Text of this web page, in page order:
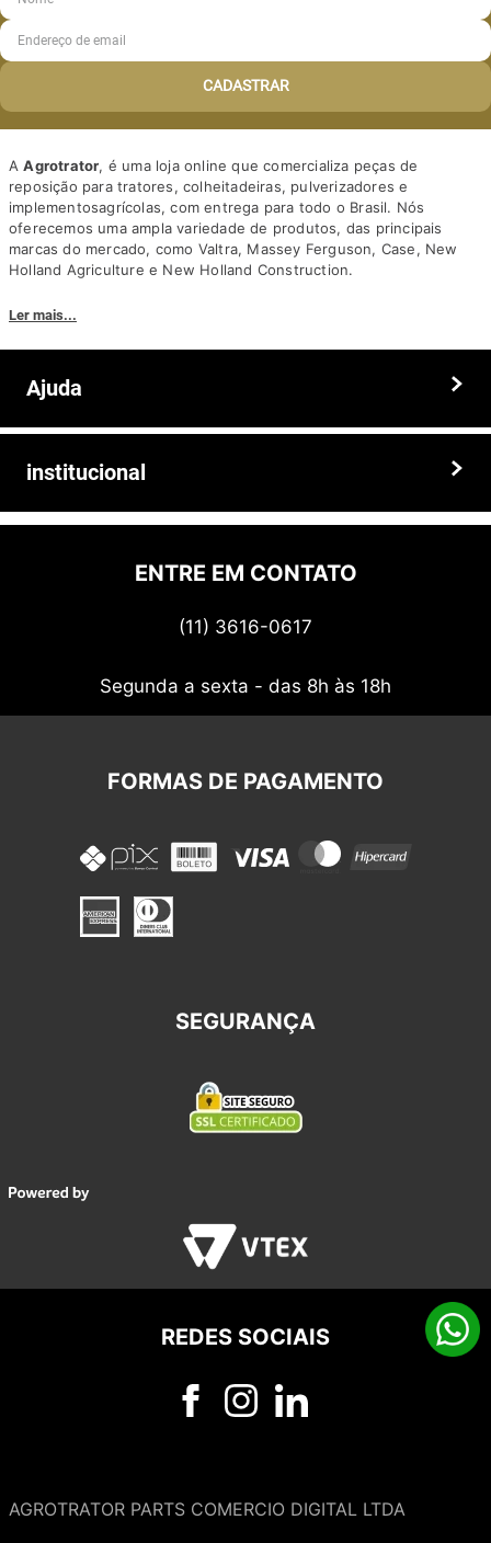
CADASTRAR
AAgrotrator, é uma loja online que comercializa peças de
reposição para tratores, colheitadeiras, pulverizadores e
implementosagrícolas, com entrega para todo o Brasil. Nós
oferecemos uma ampla variedade de produtos, das principais
marcas do mercado, como Valtra, Massey Ferguson, Case, New
Holland Agriculture e New Holland Construction.
competitivos. Nós também oferecemos um atendimento
personalizado, com equipe de profissionais altamente capacitados
Somos a solução ideal para quem busca peças e acessórios agrícolas
Ler mais...
Ajuda
Prazos e entregas
institucional
Quem somos
Politica de privacidadeENTRE EM CONTATO
(11) 3616-0617
Segunda a sexta - das 8h às 18h
FORMAS DE PAGAMENTO
SEGURANÇA
REDES SOCIAIS
AGROTRATOR PARTS COMERCIO DIGITAL LTDA